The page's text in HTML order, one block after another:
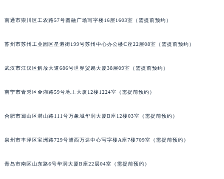
南通市崇川区工农路57号圆融广场写字楼16层1603室（需提前预约）
苏州市苏州工业园区星港街199号苏州中心办公楼C座22层08室（需提前预约）
武汉市江汉区解放大道686号世界贸易大厦38层09室（需提前预约）
南宁市青秀区金湖路59号地王大厦12楼1224室（需提前预约）
合肥市蜀山区潜山路111号万象城华润大厦B座12楼03室（需提前预约）
泉州市丰泽区宝洲路729号浦西万达中心写字楼A座7楼709室（需提前预约）
青岛市南区山东路6号华润大厦B座22层04室（需提前预约）